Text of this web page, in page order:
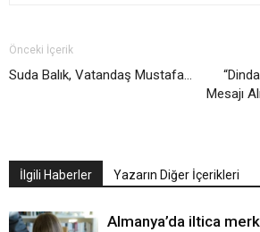
Önceki İçerik
Suda Balık, Vatandaş Mustafa…
Mesajı
İlgili Haberler Yazarın Diğer İçerikleri
Almanya’da iltica